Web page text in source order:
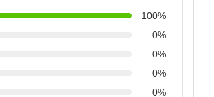
100%
0%
0%
0%
0%